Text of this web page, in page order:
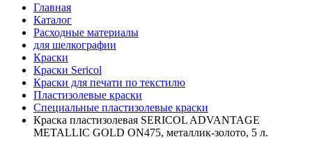
Главная
Каталог
Расходные материалы
для шелкографии
Краски
Краски Sericol
Краски для печати по текстилю
Пластизолевые краски
Специальные пластизолевые краски
Краска пластизолевая SERICOL ADVANTAGE
METALLIC GOLD ON475, металлик-золото, 5 л.